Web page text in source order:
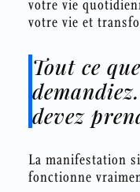
votre vie
votre vie et
Tout ce
devez
La manifestation
fonctionne